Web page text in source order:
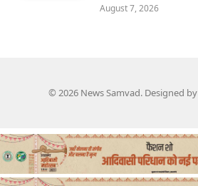
August 7, 2026
© 2026 News Samvad. Designed by